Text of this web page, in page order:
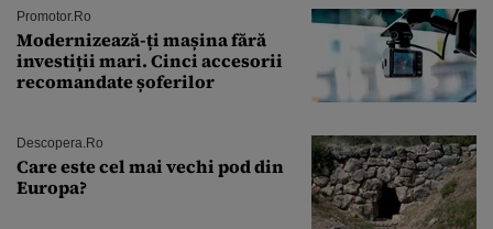
Promotor.ro
Modernizează-ți mașina fără
investiții mari. Cinci accesorii
recomandate șoferilor
Descopera.ro
Care este cel mai vechi pod din
Europa?